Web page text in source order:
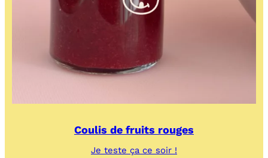
Coulis de fruits rouges
Je teste ça ce soir !